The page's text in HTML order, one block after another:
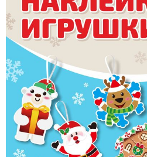
Футболки-раскраски на